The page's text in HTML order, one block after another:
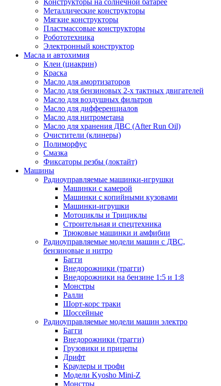
Конструкторы на солнечной батарее
Металлические конструкторы
Мягкие конструкторы
Пластмассовые конструкторы
Робототехника
Электронный конструктор
Масла и автохимия
Клеи (циакрин)
Краска
Масло для амортизаторов
Масло для бензиновых 2-х тактных двигателей
Масло для воздушных фильтров
Масло для дифференциалов
Масло для нитрометана
Масло для хранения ДВС (After Run Oil)
Очистители (клинеры)
Полиморфус
Смазка
Фиксаторы резбы (локтайт)
Машины
Радиоуправляемые машинки-игрушки
Машинки с камерой
Машинки с копийными кузовами
Машинки-игрушки
Мотоциклы и Трициклы
Строительная и спецтехника
Трюковые машинки и амфибии
Радиоуправляемые модели машин с ДВС,
бензиновые и нитро
Багги
Внедорожники (трагги)
Внедорожники на бензине 1:5 и 1:8
Монстры
Ралли
Шорт-корс траки
Шоссейные
Радиоуправляемые модели машин электро
Багги
Внедорожники (трагги)
Грузовики и прицепы
Дрифт
Краулеры и трофи
Модели Kyosho Mini-Z
Монстры